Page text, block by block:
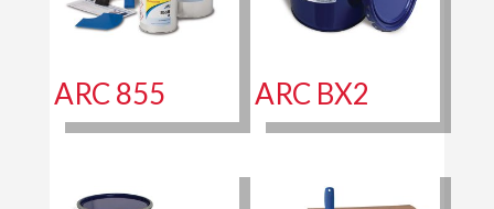
ARC 855 ARC BX2